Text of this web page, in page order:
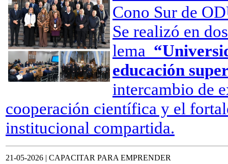
Cono Sur de
Se realizó en
lema
educación
intercambio de
cooperación científica y el
institucional compartida.
21-05-2026 | CAPACITAR PARA EMPRENDER